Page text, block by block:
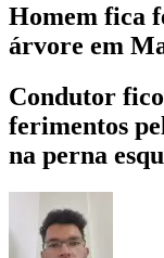
Homem fica
árvore em
Condutor
ferimentos
na perna